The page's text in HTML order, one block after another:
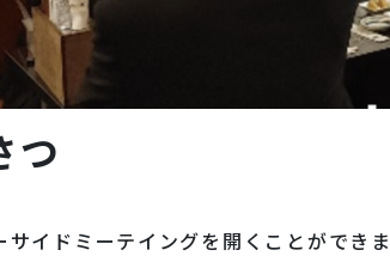
つ
サイドミーテイングを開くことができ